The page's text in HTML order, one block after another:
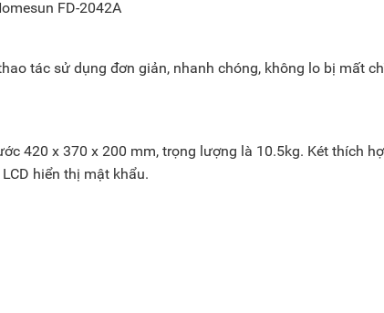
tác sử dụng đơn giản, nhanh chóng, không lo bị mất
420 x 370 x 200 mm, trọng lượng là 10.5kg. Két thích
hiển thị mật khẩu.